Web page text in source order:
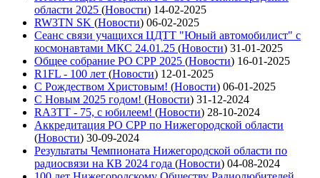
области 2025 (Новости) 14-02-2025
RW3TN SK (Новости) 06-02-2025
Сеанс связи учащихся ЦДТТ "Юный автомобилист" с
космонавтами МКС 24.01.25 (Новости) 31-01-2025
Общее собрание РО СРР 2025 (Новости) 16-01-2025
R1FL - 100 лет (Новости) 12-01-2025
С Рождеством Христовым! (Новости) 06-01-2025
С Новым 2025 годом! (Новости) 31-12-2024
RA3TT - 75, с юбилеем! (Новости) 28-10-2024
Аккредитация РО СРР по Нижегородской области
(Новости) 30-09-2024
Результаты Чемпионата Нижегородской области по
радиосвязи на КВ 2024 года (Новости) 04-08-2024